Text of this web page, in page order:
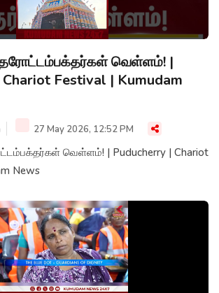
வெள்ளம்! |
Festival | Kumudam
27 May 2026, 12:52 PM
வெள்ளம்! | Puducherry | Chariot
News